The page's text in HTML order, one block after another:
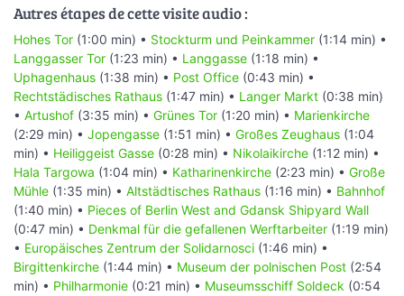
Autres étapes de cette visite audio :
Hohes Tor (1:00 min) • Stockturm und Peinkammer (1:14 min) •
Langgasser Tor (1:23 min) • Langgasse (1:18 min) •
Uphagenhaus (1:38 min) • Post Office (0:43 min) •
Rechtstädisches Rathaus (1:47 min) • Langer Markt (0:38 min)
• Artushof (3:35 min) • Grünes Tor (1:20 min) • Marienkirche
(2:29 min) • Jopengasse (1:51 min) • Großes Zeughaus (1:04
min) • Heiliggeist Gasse (0:28 min) • Nikolaikirche (1:12 min) •
Hala Targowa (1:04 min) • Katharinenkirche (2:23 min) • Große
Mühle (1:35 min) • Altstädtisches Rathaus (1:16 min) • Bahnhof
(1:40 min) • Pieces of Berlin West and Gdansk Shipyard Wall
(0:47 min) • Denkmal für die gefallenen Werftarbeiter (1:19 min)
• Europäisches Zentrum der Solidarnosci (1:46 min) •
Birgittenkirche (1:44 min) • Museum der polnischen Post (2:54
min) • Philharmonie (0:21 min) • Museumsschiff Soldeck (0:54